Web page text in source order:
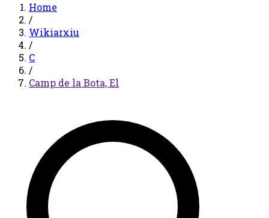
Home
/
Wikiarxiu
/
C
/
Camp de la Bota, El